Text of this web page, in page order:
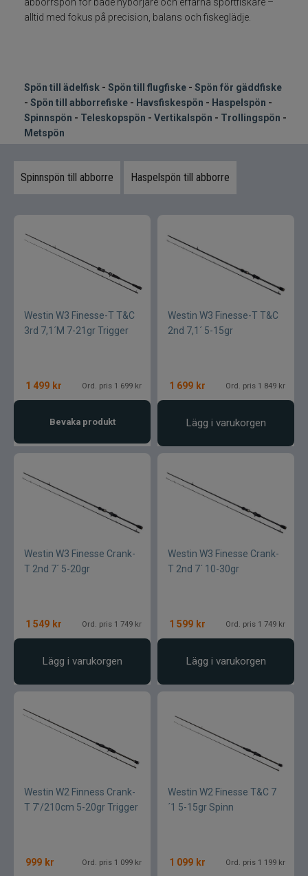
abborrspön för både nybörjare och erfarna sportfiskare –
alltid med fokus på precision, balans och fiskeglädje.
Spön till ädelfisk - Spön till flugfiske - Spön för gäddfiske
- Spön till abborrefiske - Havsfiskespön - Haspelspön -
Spinnspön - Teleskopspön - Vertikalspön - Trollingspön -
Metspön
Spinnspön till abborre Haspelspön till abborre
Westin W3 Finesse-T T&C
3rd 7,1´M 7-21gr Trigger
1 499 kr Ord. pris 1 699 kr
Bevaka produkt
Westin W3 Finesse-T T&C
2nd 7,1´ 5-15gr
1 699 kr Ord. pris 1 849 kr
Lägg i varukorgen
Westin W3 Finesse Crank-
T 2nd 7´ 5-20gr
1 549 kr Ord. pris 1 749 kr
Lägg i varukorgen
Westin W3 Finesse Crank-
T 2nd 7´ 10-30gr
1 599 kr Ord. pris 1 749 kr
Lägg i varukorgen
Westin W2 Finness Crank-
T 7'/210cm 5-20gr Trigger
999 kr Ord. pris 1 099 kr
Westin W2 Finesse T&C 7
´1 5-15gr Spinn
1 099 kr Ord. pris 1 199 kr